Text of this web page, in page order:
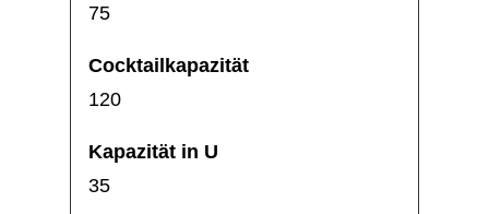
75
120
35